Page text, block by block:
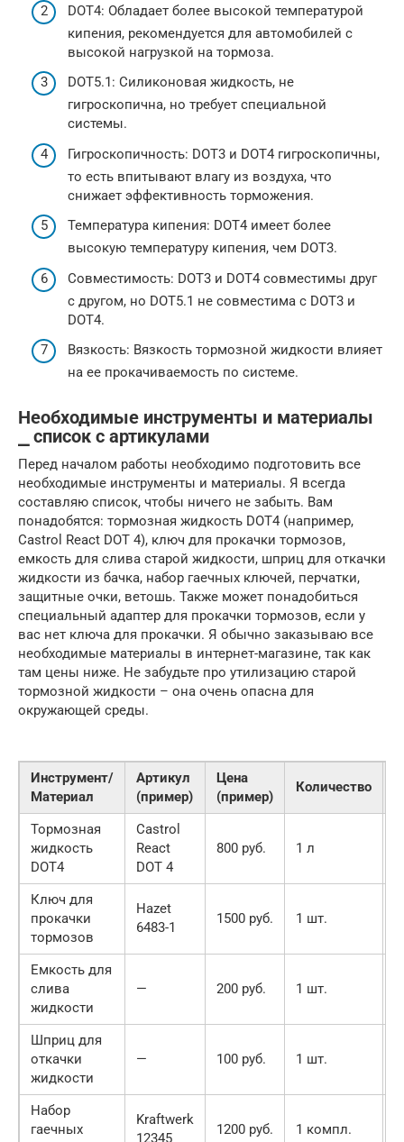
DOT4: Обладает более высокой температурой
кипения, рекомендуется для автомобилей с
высокой нагрузкой на тормоза.
DOT5.1: Силиконовая жидкость, не
гигроскопична, но требует специальной
системы.
Гигроскопичность: DOT3 и DOT4 гигроскопичны,
то есть впитывают влагу из воздуха, что
снижает эффективность торможения.
Температура кипения: DOT4 имеет более
высокую температуру кипения, чем DOT3.
Совместимость: DOT3 и DOT4 совместимы друг
с другом, но DOT5.1 не совместима с DOT3 и
DOT4.
Вязкость: Вязкость тормозной жидкости влияет
на ее прокачиваемость по системе.
Необходимые инструменты и материалы
⎯ список с артикулами
Перед началом работы необходимо подготовить все
необходимые инструменты и материалы. Я всегда
составляю список, чтобы ничего не забыть. Вам
понадобятся: тормозная жидкость DOT4 (например,
Castrol React DOT 4), ключ для прокачки тормозов,
емкость для слива старой жидкости, шприц для откачки
жидкости из бачка, набор гаечных ключей, перчатки,
защитные очки, ветошь. Также может понадобиться
специальный адаптер для прокачки тормозов, если у
вас нет ключа для прокачки. Я обычно заказываю все
необходимые материалы в интернет-магазине, так как
там цены ниже. Не забудьте про утилизацию старой
тормозной жидкости – она очень опасна для
окружающей среды.
Инструмент/
Материал
Артикул
(пример)
Цена
(пример)
Количество
Тормозная
жидкость
DOT4
Castrol
React
DOT 4
800 руб. 1 л
Ключ для
прокачки
тормозов
Hazet
6483-1
1500 руб. 1 шт.
Емкость для
слива
жидкости
— 200 руб. 1 шт.
Шприц для
откачки
жидкости
— 100 руб. 1 шт.
Набор
гаечных
Kraftwerk
12345
1200 руб. 1 компл.